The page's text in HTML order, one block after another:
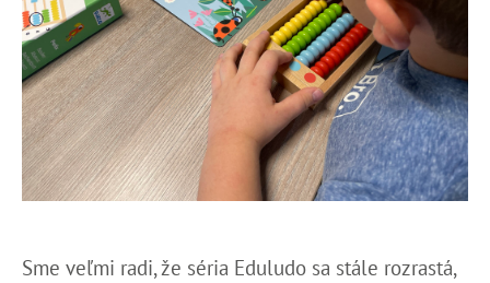
Sme veľmi radi, že séria Eduludo sa stále rozrastá,